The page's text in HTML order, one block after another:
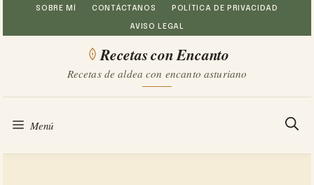
Saltar
al
SOBRE MÍ CONTÁCTANOS POLÍTICA DE PRIVACIDAD
AVISO LEGAL
Recetas con Encanto
Recetas de aldea con encanto asturiano
Menú